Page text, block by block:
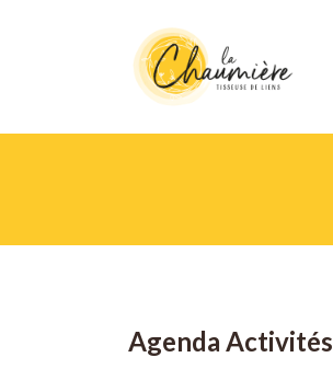
Agenda Activités